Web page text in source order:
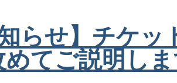
知らせ】チケッ
めてご説明し